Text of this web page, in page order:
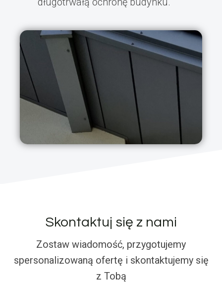
Skontaktuj się z nami
Zostaw wiadomość, przygotujemy
spersonalizowaną ofertę i skontaktujemy się
z Tobą